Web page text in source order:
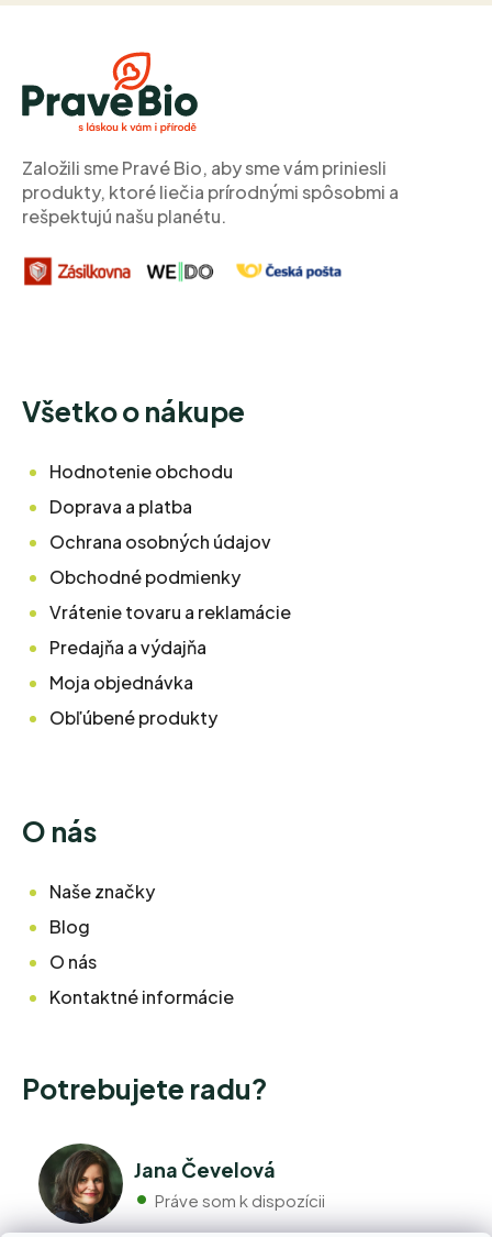
Založili sme Pravé Bio, aby sme vám priniesli
produkty, ktoré liečia prírodnými spôsobmi a
rešpektujú našu planétu.
Všetko o nákupe
Hodnotenie obchodu
Doprava a platba
Ochrana osobných údajov
Obchodné podmienky
Vrátenie tovaru a reklamácie
Predajňa a výdajňa
Moja objednávka
Obľúbené produkty
O nás
Naše značky
Blog
O nás
Kontaktné informácie
Potrebujete radu?
Jana Čevelová
Práve som k dispozícii